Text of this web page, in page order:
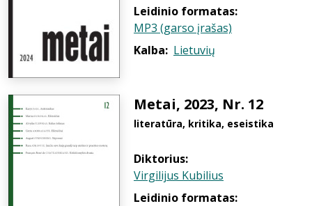
Leidinio formatas:
MP3 (garso įrašas)
Kalba: Lietuvių
Metai, 2023, Nr. 12
literatūra, kritika, eseistika
Diktorius:
Virgilijus Kubilius
Leidinio formatas: